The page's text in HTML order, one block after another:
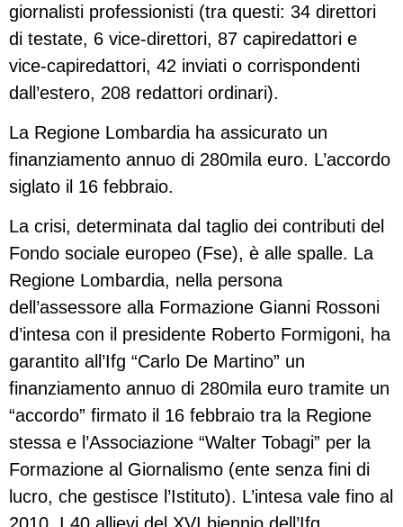
giornalisti professionisti (tra questi: 34 direttori
di testate, 6 vice-direttori, 87 capiredattori e
vice-capiredattori, 42 inviati o corrispondenti
dall’estero, 208 redattori ordinari).
La Regione Lombardia ha assicurato un
finanziamento annuo di 280mila euro. L’accordo
siglato il 16 febbraio.
La crisi, determinata dal taglio dei contributi del
Fondo sociale europeo (Fse), è alle spalle. La
Regione Lombardia, nella persona
dell’assessore alla Formazione Gianni Rossoni
d’intesa con il presidente Roberto Formigoni, ha
garantito all’Ifg “Carlo De Martino” un
finanziamento annuo di 280mila euro tramite un
“accordo” firmato il 16 febbraio tra la Regione
stessa e l’Associazione “Walter Tobagi” per la
Formazione al Giornalismo (ente senza fini di
lucro, che gestisce l’Istituto). L’intesa vale fino al